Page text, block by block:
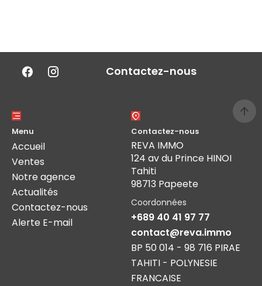
Contactez-nous
Menu
Accueil
Ventes
Notre agence
Actualités
Contactez-nous
Alerte E-mail
Contactez-nous
REVA IMMO
124 av du Prince HINOI
Tahiti
98713 Papeete
Coordonnées
+689 40 41 97 77
contact@reva.immo
BP 50 014 - 98 716 PIRAE
TAHITI - POLYNESIE
FRANCAISE